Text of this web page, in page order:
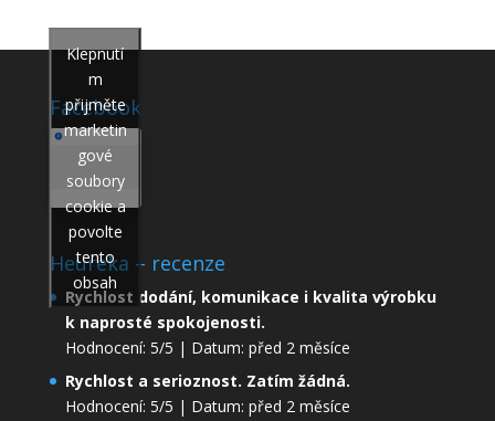
Facebook
Klepnutí
m
přijměte
marketin
gové
soubory
cookie a
povolte
tento
obsah
Heureka – recenze
Rychlost dodání, komunikace i kvalita výrobku
k naprosté spokojenosti.
Hodnocení: 5/5 | Datum: před 2 měsíce
Rychlost a serioznost. Zatím žádná.
Hodnocení: 5/5 | Datum: před 2 měsíce